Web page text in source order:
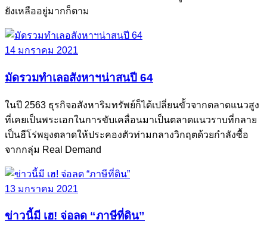
ยังเหลืออยู่มากก็ตาม
14 มกราคม 2021
มัดรวมทำเลอสังหาฯน่าสนปี 64
ในปี 2563 ธุรกิจอสังหาริมทรัพย์ก็ได้เปลี่ยนขั้วจากตลาดแนวสูง
ที่เคยเป็นพระเอกในการขับเคลื่อนมาเป็นตลาดแนวราบที่กลาย
เป็นฮีโร่พยุงตลาดให้ประคองตัวท่ามกลางวิกฤตด้วยกำลังซื้อ
จากกลุ่ม Real Demand
13 มกราคม 2021
ข่าวนี้มี เฮ! จ่อลด “ภาษีที่ดิน”